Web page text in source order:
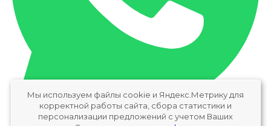
Мы используем файлы cookie и Яндекс.Метрику для
корректной работы сайта, сбора статистики и
персонализации предложений с учетом Ваших